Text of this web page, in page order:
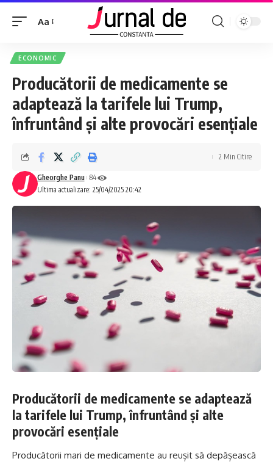
Aa
ECONOMIC
Producătorii de medicamente se
adaptează la tarifele lui Trump,
înfruntând și alte provocări esențiale
Ultima actualizare: 25/04/2025 20:42
Gheorghe Panu 84
2 Min Citire
Producătorii de medicamente se adaptează
la tarifele lui Trump, înfruntând și alte
provocări esențiale
Producătorii mari de medicamente au reușit să depășească